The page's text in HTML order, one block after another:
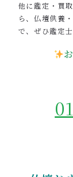
他に鑑定・買
ら、仏壇供養
で、ぜひ鑑定